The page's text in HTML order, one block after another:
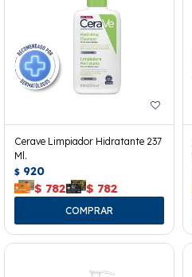
Cerave Limpiador Hidratante 237
Ml.
$ 920
$ 782 $ 782